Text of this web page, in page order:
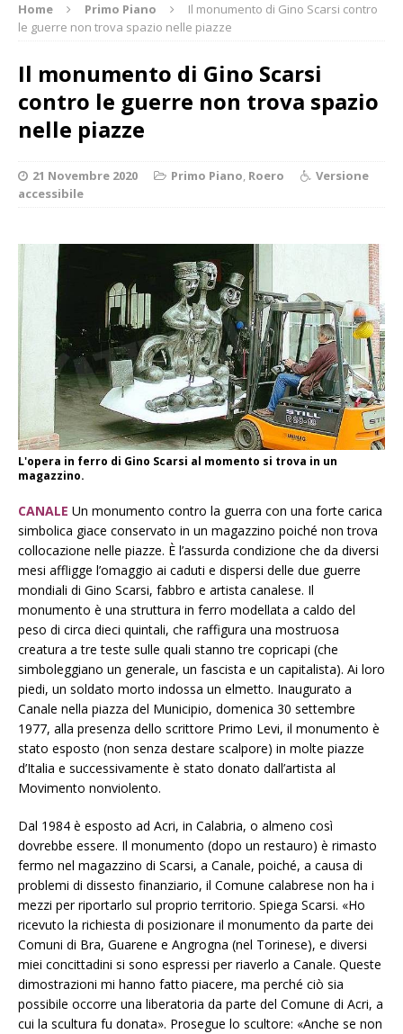
Home Primo Piano
Il monumento di Gino Scarsi contro
le guerre non trova spazio nelle piazze
Il monumento di Gino Scarsi
contro le guerre non trova spazio
nelle piazze
21 Novembre 2020 Primo Piano, Roero
Versione
accessibile
L'opera in ferro di Gino Scarsi al momento si trova in un
magazzino.
CANALE Un monumento contro la guerra con una forte carica
simbolica giace conservato in un magazzino poiché non trova
collocazione nelle piazze. È l’assurda condizione che da diversi
mesi affligge l’omaggio ai caduti e dispersi delle due guerre
mondiali di Gino Scarsi, fabbro e artista canalese. Il
monumento è una struttura in ferro modellata a caldo del
peso di circa dieci quintali, che raffigura una mostruosa
creatura a tre teste sulle quali stanno tre copricapi (che
simboleggiano un generale, un fascista e un capitalista). Ai loro
piedi, un soldato morto indossa un elmetto. Inaugurato a
Canale nella piazza del Municipio, domenica 30 settembre
1977, alla presenza dello scrittore Primo Levi, il monumento è
stato esposto (non senza destare scalpore) in molte piazze
d’Italia e successivamente è stato donato dall’artista al
Movimento nonviolento.
Dal 1984 è esposto ad Acri, in Calabria, o almeno così
dovrebbe essere. Il monumento (dopo un restauro) è rimasto
fermo nel magazzino di Scarsi, a Canale, poiché, a causa di
problemi di dissesto finanziario, il Comune calabrese non ha i
mezzi per riportarlo sul proprio territorio. Spiega Scarsi. «Ho
ricevuto la richiesta di posizionare il monumento da parte dei
Comuni di Bra, Guarene e Angrogna (nel Torinese), e diversi
miei concittadini si sono espressi per riaverlo a Canale. Queste
dimostrazioni mi hanno fatto piacere, ma perché ciò sia
possibile occorre una liberatoria da parte del Comune di Acri, a
cui la scultura fu donata». Prosegue lo scultore: «Anche se non